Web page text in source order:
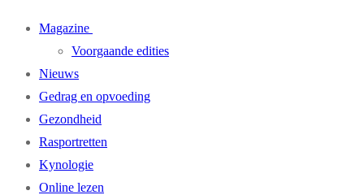
Magazine
Voorgaande edities
Nieuws
Gedrag en opvoeding
Gezondheid
Rasportretten
Kynologie
Online lezen